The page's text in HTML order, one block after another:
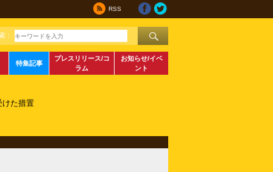
RSS
：
特集記事
プレスリリース/コ
ラム
お知らせ/イベ
ント
た措置